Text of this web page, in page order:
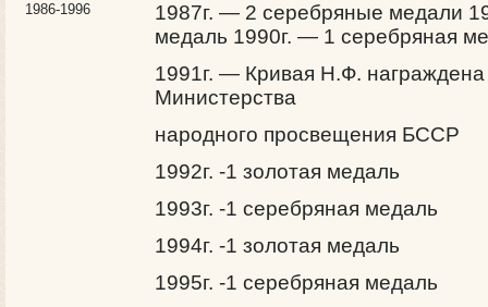
1986-1996
1987г. — 2 серебряные медали
медаль 1990г. — 1 серебряная
1991г. — Кривая Н.Ф.
Министерства
народного просвещения БССР
1992г. -1 золотая медаль
1993г. -1 серебряная медаль
1994г. -1 золотая медаль
1995г. -1 серебряная медаль